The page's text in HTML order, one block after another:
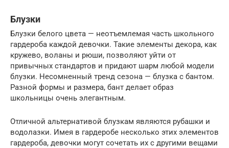
Блузки
Блузки белого цвета — неотъемлемая часть школьного
гардероба каждой девочки. Такие элементы декора, как
кружево, воланы и рюши, позволяют уйти от
привычных стандартов и придают шарм любой модели
блузки. Несомненный тренд сезона — блузка с бантом.
Разной формы и размера, бант делает образ
школьницы очень элегантным.
Отличной альтернативой блузкам являются рубашки и
водолазки. Имея в гардеробе несколько этих элементов
гардероба, девочки могут сочетать их с другими вещами